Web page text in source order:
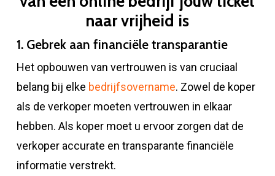
naar vrijheid is
1. Gebrek aan financiële transparantie
Het opbouwen van vertrouwen is van cruciaal
belang bij elke bedrijfsovername. Zowel de koper
als de verkoper moeten vertrouwen in elkaar
hebben. Als koper moet u ervoor zorgen dat de
verkoper accurate en transparante financiële
informatie verstrekt.